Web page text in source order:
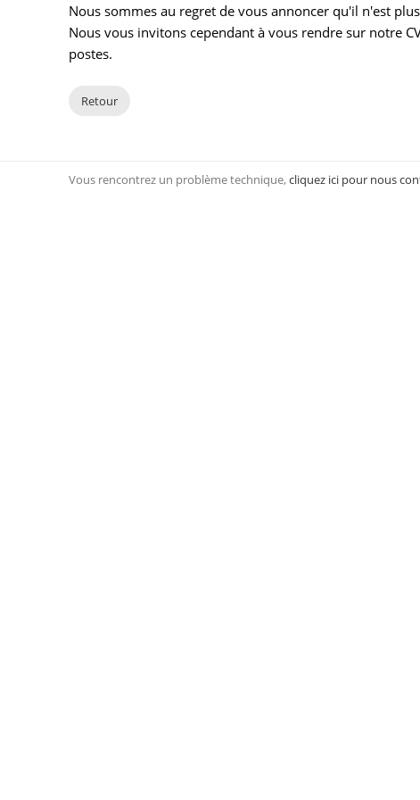
Nous sommes au regret de vous annoncer qu'il n'est
Nous vous invitons cependant à vous rendre sur notre
postes.
Retour
Vous rencontrez un problème technique,cliquez ici pour nous